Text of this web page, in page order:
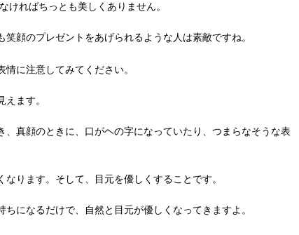
ければちっとも美しくありません。
顔のプレゼントをあげられるような人は素敵ですね。
に注意してみてください。
ます。
真顔のときに、口がヘの字になっていたり、つまらなそうな表
ります。そして、目元を優しくすることです。
になるだけで、自然と目元が優しくなってきますよ。